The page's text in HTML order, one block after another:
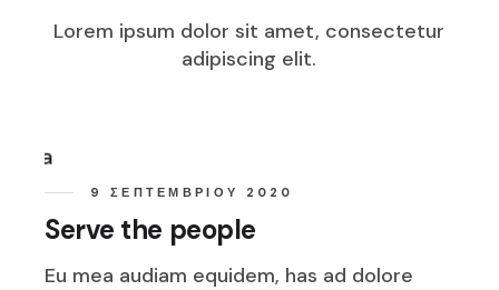
Lorem ipsum dolor sit amet, consectetur
adipiscing elit.
9 ΣΕΠΤΕΜΒΡΊΟΥ 2020
Serve the people
Eu mea audiam equidem, has ad dolore